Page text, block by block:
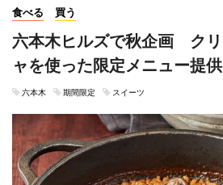
食べる 買う
六本木ヒルズで秋企画 ク
ャを使った限定メニュー提供
六本木 期間限定 スイーツ